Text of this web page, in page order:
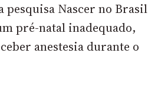
pesquisa Nascer no Brasil
pré-natal inadequado,
anestesia durante o